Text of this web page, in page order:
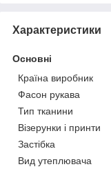
Характеристики
Основні
Країна виробник
Фасон рукава
Тип тканини
Візерунки і принти
Застібка
Вид утеплювача